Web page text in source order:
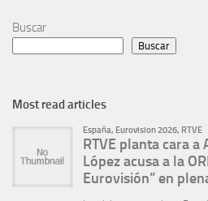
Buscar
Buscar
Most read articles